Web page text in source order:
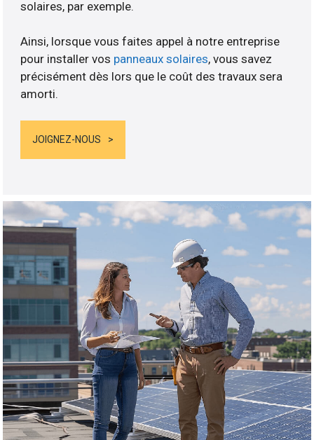
solaires, par exemple.
Ainsi, lorsque vous faites appel à notre entreprise
pour installer vos panneaux solaires, vous savez
précisément dès lors que le coût des travaux sera
amorti.
JOIGNEZ-NOUS